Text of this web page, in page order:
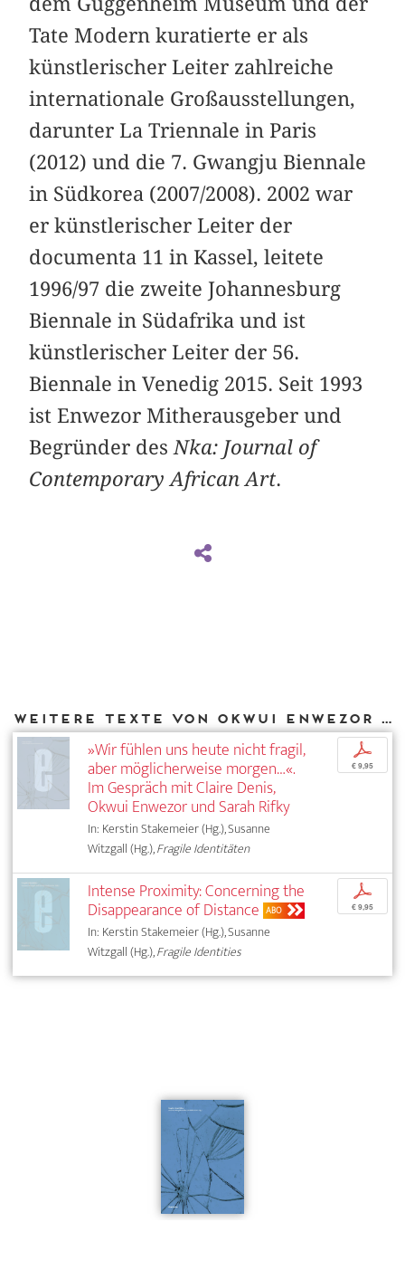
Tate Modern kuratierte er als
künstlerischer Leiter zahlreiche
internationale Großausstellungen,
darunter La Triennale in Paris
(2012) und die 7. Gwangju Biennale
in Südkorea (2007/2008). 2002 war
er künstlerischer Leiter der
documenta 11 in Kassel, leitete
1996/97 die zweite Johannesburg
Biennale in Südafrika und ist
künstlerischer Leiter der 56.
Biennale in Venedig 2015. Seit 1993
ist Enwezor Mitherausgeber und
Begründer desNka: Journal of
Contemporary African Art.
Weitere Texte von Okwui Enwezor bei DIAPHANES
»Wir fühlen uns heute nicht fragil,
aber möglicherweise morgen…«.
Im Gespräch mit Claire Denis,
Okwui Enwezor und Sarah Rifky
In: Kerstin Stakemeier (Hg.), Susanne
Witzgall (Hg.),Fragile Identitäten
p
€ 9,95
Intense Proximity: Concerning the
Disappearance of Distance ABO
In: Kerstin Stakemeier (Hg.), Susanne
Witzgall (Hg.),Fragile Identities
p
€ 9,95